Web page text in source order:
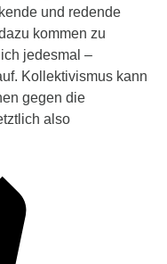
und redende
kommen zu
jedesmal –
Kollektivismus kann
gegen die
also